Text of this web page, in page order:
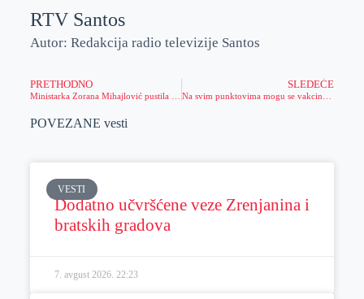
RTV Santos
Autor: Redakcija radio televizije Santos
PRETHODNO SLEDEĆE
POVEZANE vesti
VESTI
Dodatno učvršćene veze Zrenjanina i
bratskih gradova
7. avgust 2026. 22:23